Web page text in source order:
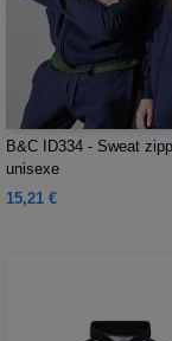
B&C ID334 - Sweat
unisexe
15,21 €